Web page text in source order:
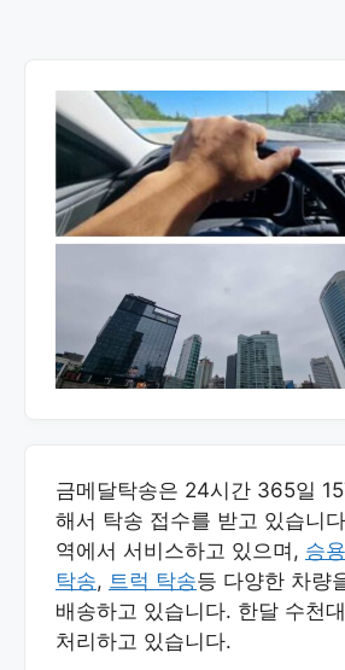
금메달탁송은 24시간 365일
해서 탁송 접수를 받고 있습니
역에서 서비스하고 있으며, 승
탁송, 트럭 탁송등 다양한 차량
배송하고 있습니다. 한달 수천
처리하고 있습니다.